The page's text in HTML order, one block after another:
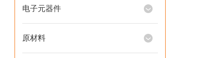
电子元器件
原材料